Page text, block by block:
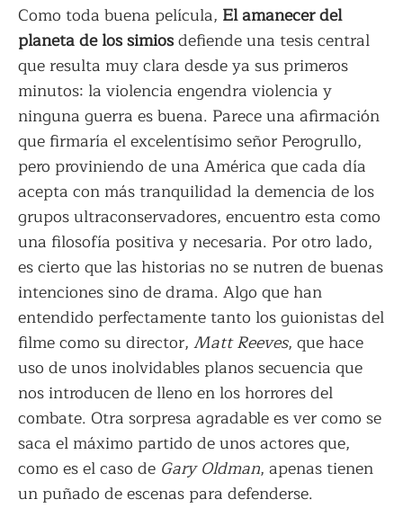
Como toda buena película, El amanecer del
planeta de los simiosdefiende una tesis central
que resulta muy clara desde ya sus primeros
minutos: la violencia engendra violencia y
ninguna guerra es buena. Parece una afirmación
que firmaría el excelentísimo señor Perogrullo,
pero proviniendo de una América que cada día
acepta con más tranquilidad la demencia de los
grupos ultraconservadores, encuentro esta como
una filosofía positiva y necesaria. Por otro lado,
es cierto que las historias no se nutren de buenas
intenciones sino de drama. Algo que han
entendido perfectamente tanto los guionistas del
filme como su director, Matt Reeves, que hace
uso de unos inolvidables planos secuencia que
nos introducen de lleno en los horrores del
combate. Otra sorpresa agradable es ver como se
saca el máximo partido de unos actores que,
como es el caso de Gary Oldman, apenas tienen
un puñado de escenas para defenderse.